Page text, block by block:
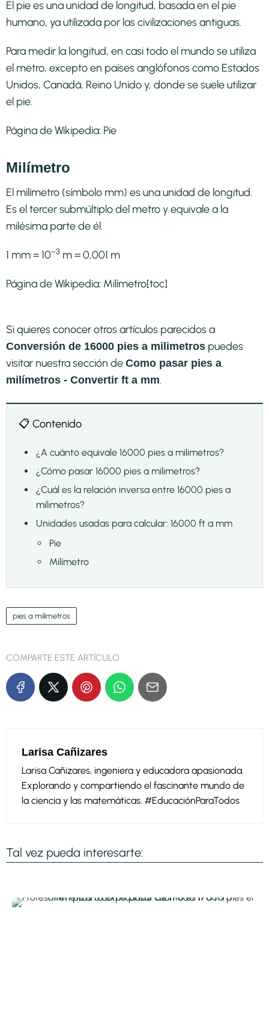
El pie es una unidad de longitud, basada en el pie
humano, ya utilizada por las civilizaciones antiguas.
Para medir la longitud, en casi todo el mundo se utiliza
el metro, excepto en países anglófonos como Estados
Unidos, Canadá, Reino Unido y, donde se suele utilizar
el pie.
Página de Wikipedia: Pie
Milímetro
El milímetro (símbolo mm) es una unidad de longitud.
Es el tercer submúltiplo del metro y equivale a la
milésima parte de él.
1 mm = 10−3 m = 0,001 m
Página de Wikipedia: Milímetro[toc]
Si quieres conocer otros artículos parecidos a
Conversión de 16000 pies a milimetros puedes
visitar nuestra sección de Como pasar pies a
milímetros - Convertir ft a mm.
📋 Contenido
¿A cuánto equivale 16000 pies a milimetros?
¿Cómo pasar 16000 pies a milimetros?
¿Cuál es la relación inversa entre 16000 pies a
milimetros?
Unidades usadas para calcular: 16000 ft a mm
Pie
Milímetro
pies a milimetros
COMPARTE ESTE ARTÍCULO
Larisa Cañizares
Larisa Cañizares, ingeniera y educadora apasionada.
Explorando y compartiendo el fascinante mundo de
la ciencia y las matemáticas. #EducaciónParaTodos
Tal vez pueda interesarte: